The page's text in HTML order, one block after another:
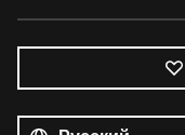
языки
Язык